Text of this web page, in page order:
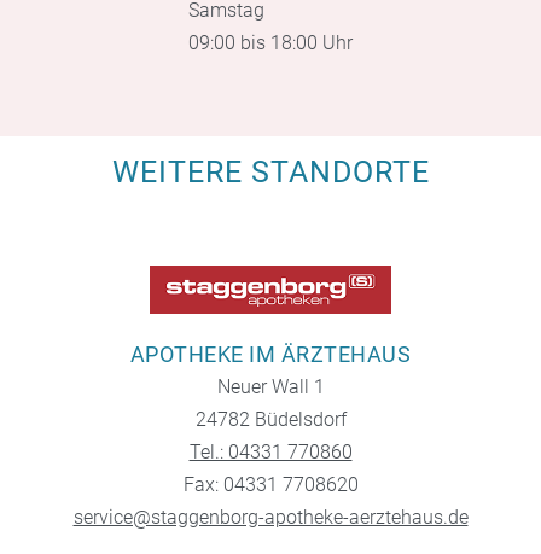
Samstag
09:00 bis 18:00 Uhr
WEITERE STANDORTE
APOTHEKE IM ÄRZTEHAUS
Neuer Wall 1
24782 Büdelsdorf
Tel.: 04331 770860
Fax: 04331 7708620
service@staggenborg-apotheke-aerztehaus.de